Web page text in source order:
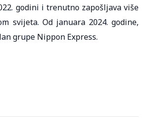
godini i trenutno zapošljava više
svijeta. Od januara 2024. godine,
grupe Nippon Express.